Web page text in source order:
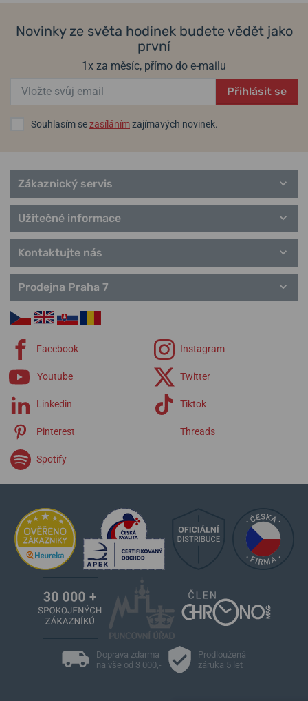
Novinky ze světa hodinek budete vědět jako
první
1x za měsíc, přímo do e-mailu
Přihlásit se
Souhlasím sezasílánímzajímavých novinek.
Zákaznický servis
Užitečné informace
Kontaktujte nás
Prodejna Praha 7
Facebook Instagram
Youtube Twitter
Linkedin Tiktok
Pinterest Threads
Spotify
Doprava zdarma
na vše od 3 000,-
Prodloužená
záruka 5 let